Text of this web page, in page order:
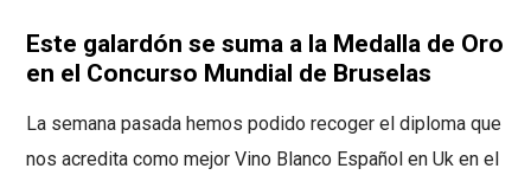
Este galardón se suma a la Medalla de Oro
en el Concurso Mundial de Bruselas
La semana pasada hemos podido recoger el diploma que
nos acredita como mejor Vino Blanco Español en Uk en el